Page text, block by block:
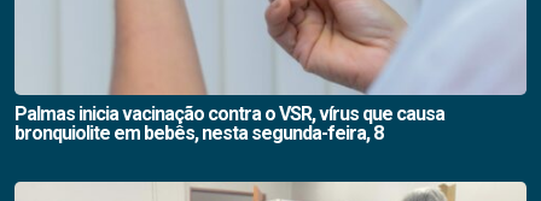
Palmas inicia vacinação contra o VSR, vírus que causa
bronquiolite em bebês, nesta segunda-feira, 8